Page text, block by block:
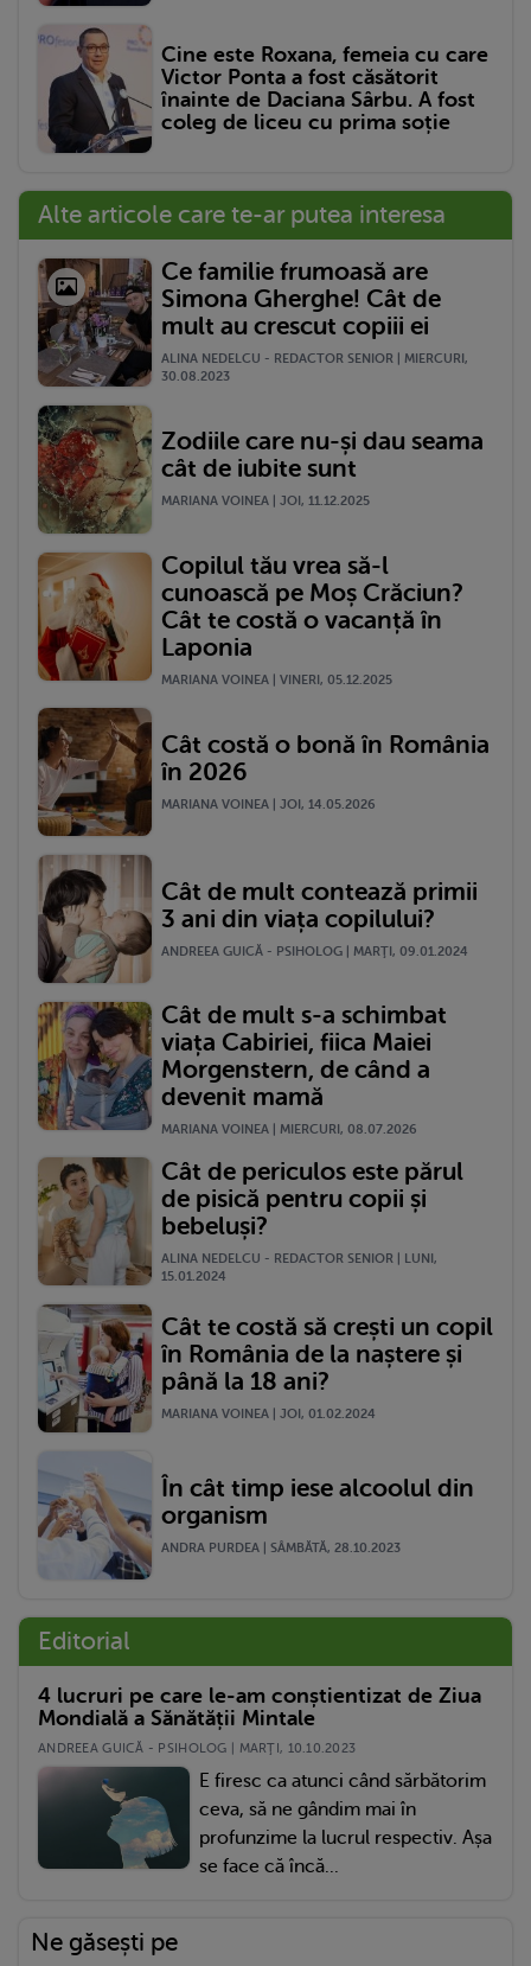
Cine este Roxana, femeia cu care
Victor Ponta a fost căsătorit
înainte de Daciana Sârbu. A fost
coleg de liceu cu prima soție
Alte articole care te-ar putea interesa
Ce familie frumoasă are
Simona Gherghe! Cât de
mult au crescut copiii ei
ALINA NEDELCU - REDACTOR SENIOR | MIERCURI,
30.08.2023
Zodiile care nu-și dau seama
cât de iubite sunt
MARIANA VOINEA | JOI, 11.12.2025
Copilul tău vrea să-l
cunoască pe Moș Crăciun?
Cât te costă o vacanță în
Laponia
MARIANA VOINEA | VINERI, 05.12.2025
Cât costă o bonă în România
în 2026
MARIANA VOINEA | JOI, 14.05.2026
Cât de mult contează primii
3 ani din viața copilului?
ANDREEA GUICĂ - PSIHOLOG | MARŢI, 09.01.2024
Cât de mult s-a schimbat
viața Cabiriei, fiica Maiei
Morgenstern, de când a
devenit mamă
MARIANA VOINEA | MIERCURI, 08.07.2026
Cât de periculos este părul
de pisică pentru copii și
bebeluși?
ALINA NEDELCU - REDACTOR SENIOR | LUNI,
15.01.2024
Cât te costă să crești un copil
în România de la naștere și
până la 18 ani?
MARIANA VOINEA | JOI, 01.02.2024
În cât timp iese alcoolul din
organism
ANDRA PURDEA | SÂMBĂTĂ, 28.10.2023
Editorial
4 lucruri pe care le-am conștientizat de Ziua
Mondială a Sănătății Mintale
ANDREEA GUICĂ - PSIHOLOG | MARŢI, 10.10.2023
E firesc ca atunci când sărbătorim
ceva, să ne gândim mai în
profunzime la lucrul respectiv. Așa
se face că încă...
Ne găsești pe